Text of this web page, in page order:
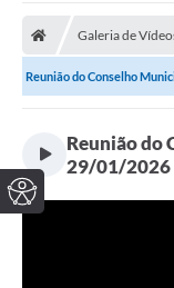
Galeria de
Reunião do Conselho
Reunião do
29/01/2026